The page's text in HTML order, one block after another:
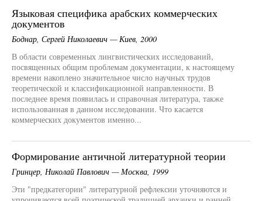
Языковая специфика арабских коммерческих
документов
Боднар, Сергей Николаевич — Киев, 2000
В области современных лингвистических исследований,
посвященных общим проблемам документации, к настоящему
времени накоплено значительное число научных трудов
теоретической и классификационной направленности. В
последнее время появилась и справочная литература, также
использованная в данном исследовании. Что касается
коммерческих документов именно...
Формирование античной литературной теории
Гринцер, Николай Павлович — Москва, 1999
Эти "предкатегории" литературной рефлексии уточняются и